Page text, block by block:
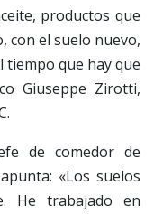
productos que
con el suelo nuevo,
tiempo que hay que
Giuseppe Zirotti,
de comedor de
«Los suelos
He trabajado en